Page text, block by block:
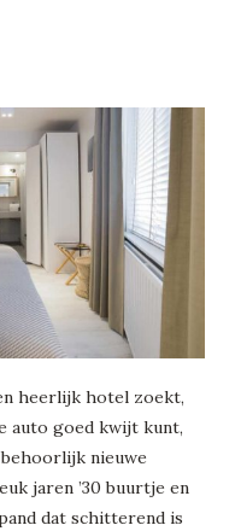
heerlijk hotel zoekt,
auto goed kwijt kunt,
nieuwe
jaren ’30 buurtje en
dat schitterend is